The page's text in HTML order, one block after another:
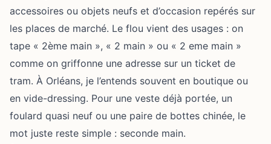
accessoires ou objets neufs et d’occasion repérés sur
les places de marché. Le flou vient des usages : on
tape « 2ème main », « 2 main » ou « 2 eme main »
comme on griffonne une adresse sur un ticket de
tram. À Orléans, je l’entends souvent en boutique ou
en vide-dressing. Pour une veste déjà portée, un
foulard quasi neuf ou une paire de bottes chinée, le
mot juste reste simple : seconde main.